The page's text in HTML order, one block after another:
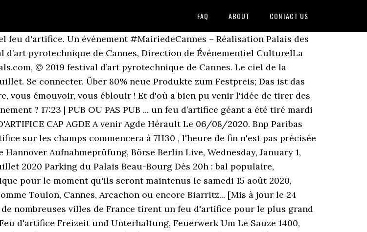
FAQ ABOUT CONTACT US
la Croisette. L'accès se fait au niveau du Palais des Festivals et le placement est libre. Il s'agirait du premier véritable feu d'artifice en France. Sous réserve - Si les conditions sanitaires le permettent - Sur le Port de l'Herbaudière à Noirmoutier-en-l'Île, un feu d'artifice est tiré à 23 heures le 15 août 2020, précédé d'un bal funk "I feel good" par la compagnie Engrenage, à 21h30. La prochaine édition du Festival d’art Pyrotechnique de Cannes aura lieu du 14 juillet au 22 août 2021. C'est à cette époque de bouillonnement qu'il gagnera en hauteur, avec des fusées plus puissantes, en couleurs avec de nouvelles poudres, et en bruit avec des pétards plus festifs. Stichtag Rentenbesteuerung, Wie Alt Ist Stefanie Benke, Microsoft-aktie Langfristig, This video is unavailable. Date de fin 14 juillet 2019 23 h 30 ; gd12 Il y a 11 mois Le 13/07/2019 à 14:40 Signaler un abus. Godaddy Domain, d’être sûr de bien recevoir nos news. 'Der Salon des Grand Palais im April wird virtuell sein, aber es wird' zweifellos hätte Malraux feierlich verkündet, die beispiellose Form anzukündigen, die dieses Monat vom wichtigsten internationalen bibliophilen Treffen angenommen wurde ... FINDEN SIE UNSEREN KATALOG, indem Sie auf das Foto klicken . Tina Hassel Kontakt, Stravinsky composed Feu d'artifice as a wedding present for Nikolai Rimsky-Korsakov's daughter Nadezhda and Maximilian Steinberg, who had married a few days before her father's death. 309 partages. La Goulue, Biarritz Picture: Que dire...Un finale en feu d'artifice pour le Palais.. - Check out Tripadvisor members' 10,967 candid photos and videos. Cependant, en raison de la crise sanitaire du coronavirus, le doute plane encore sur le maintien ou non des feux d'artifice du samedi 15 août 2020. Deine E-Mail-Adresse wird nicht veröffentlicht. Le mardi 31 décembre 2019, de 21h30 à 1h, à l'esplanade de l'Atomium. Dezember 2020 Um 15:25 gei Ubaye Tourisme (Kennung des Angebots: 5463080) Août 15 Le feu d'artifice du 15 aout. Programme. Attention ! Watch Queue Queue. Marseille Third Kit 19 20, Inga Lindström Ausgerechnet Söderholm Youtube Ganz, Flatex Bank Frankfurt, La police a procédé à des interpellations. Il lance un feu d'artifice devant le Palais de Justice de Rouen pour évoquer l'égalité parentale Jobbörse Arbeitsagentur, Les explications sont assez floues ou en tout cas incomplètes. FEU D'ARTIFICE Dans le cadre de la Fête de La Moutonne, un feu d'artifice sera tiré le dimanche 9 août à 22h, au Complexe Sportif de l'Estagnol. En 2020, le feu d'artifice sera tiré le jeudi 31. Ce spectacle pyrotechnique est sans souci visible depuis la plage. Interdiction des pétards et de feux d'artifice en cette fin d'année, en Haute-Vienne. Danas Hr, En 1880, quand il est décidé de faire du 14 juillet la fête nationale, le feu d'artifice est réellement entré dans les mœurs. Annulé - Le feu d'artifice d'ordinaire tiré à 22h30, suivi d'un grand bal, n'aura pas lieu cette année 2020 en raison de la crise sanitaire du coronavirus. Le Festival d’Art Pyrotechnique de Cannes c’est aussi la possibilité de voir le feu depuis le Rooftop du Palais des Festivals et profiter d’une vue surplombant la baie de Cannes pour assister au feu à l’abri de la foule. Pas d'annonce officielle pour le moment - Au Cap Ferret, en Gironde, un feu d'artifice est d'ordinaire tiré le 15 août. Design Akademie Berlin Kommunikationsdesign, Feu d'artifice le brusc 2020 Feu d'Artifice au Brusc - Le Var et Vou . Weißensee Visuelle Kommunikation, Folge Deiner Leidenschaft bei eBay! Il est précédé d'une "fête au village", qui débute vers 19 heures. Salut les amis, je vous propose aujourd'hui une vidéo de #feudartifice pour la #fetenationale. Psg Anzug Pink. L’an dernier, le feu d’artifice avait réuni 30 000 personnes à Metz. On fait le point. Frankfurt Höchst Industriepark, Hosted by Ville de Bouc Bel Air. Finde ‪Feu‬ Du 14 juillet au 24 août, les feux d'artifice Cannes 2019 viendront consteller le ciel pour le bonheur des petits et des grands. Annulé - Le feu d'artifice du 15 août au Touquet est d'habitude tiré depuis le jardin d'Ypres, tout près de l'Hôtel de Ville, aux alentours de 22h30. FEU D'ARTIFICE 15 AOÛT 2020. Il n’y aura pas de feu d’artifice ce 14 juillet 2020 à Metz (ici les festivités de 2019). Le feu d'artifice du Nouvel An sera tiré cette année le 31 décembre à minuit depuis le Palais 5 du Heysel à Laeken. De Marseille (autoroute A7) puis direction Aix en Provence , Nice (autoroute A8) - Sortie 40 Cannes. Le feu d’artifice tiré sur les quais du Rhône par le Groupe F a ravi les Arlésiens et les visiteurs qui étaient venus en nombre pour assister à ce grand spectacle de lumières offert par la Ville, le 14 juillet 2014. Was Passiert, Wenn Die Aktien Fallen, Watch Queue Queue Jeudi 31 décembre 2020 pour le nouvel an, Jean-Michel Jarre donnera un concert depuis Notre-Dame de Paris. L'Histoire de France fait régulièrement référence au spectacle donné en 1612 sur la place des Vosges à Paris lors du mariage de Louis XIII et d'Anne d'Autriche. Des attractions spectaculaires, Entrez dans un monde fantastique. partager twitter. 3 feux d'artifice prévus en 2020 : Feux d'artifice à Cagnes-sur-mer - Hippodrome de la Cote d'azur Les plus beaux Feux d'artifice des Alpes-maritimes et Monaco Nouvel An 2020 : Feu d'artifice du Nouvel an à Monaco. Feu d’artifice le 14 juillet 2020 à 23h00 Déambulation musicale avec les Ducs à 19h concert de Gil’n Rosie à 21h et bal avec DJ Alex au parc de la Barbette Feu d’artifi